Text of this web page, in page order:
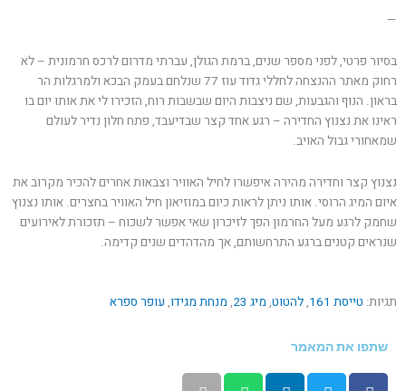
—
בסיור פרטי, לפני מספר שנים, ברמת הגולן, עברתי מדרום לרכס חרמונית – לא
רחוק מאתר ההנצחה לחללי גדוד עוז 77 שנלחם בעמק הבכא ולמרגלות הר
בראון. הנוף והגבעות, שם ניצבות היום שבשבות רוח, הזכירו לי את אותו יום בו
ראינו את נצנוץ החדירה – רגע אחד קצר שבדיעבד, פתח חלון נדיר לעולם
שמאחורי גבול האויב.
נצנוץ קצר וחדירה מהירה איפשרו לחיל האוויר וצבאות אחרים להכיר מקרוב את
איום המיג הרוסי. אותו ניתן לראות כיום במוזיאון חיל האוויר בחצרים. אותו נצנוץ
שחמק לרגע מעל החרמון הפך לזיכרון שאי אפשר לשכוח – תזכורת לאירועים
שנראים קטנים ברגע התרחשותם, אך מהדהדים שנים קדימה.
תגיות: טייסת 161 ,להטוט, מיג 23 , מנחת מגידו, עופר ספרא
שתפו את המאמר